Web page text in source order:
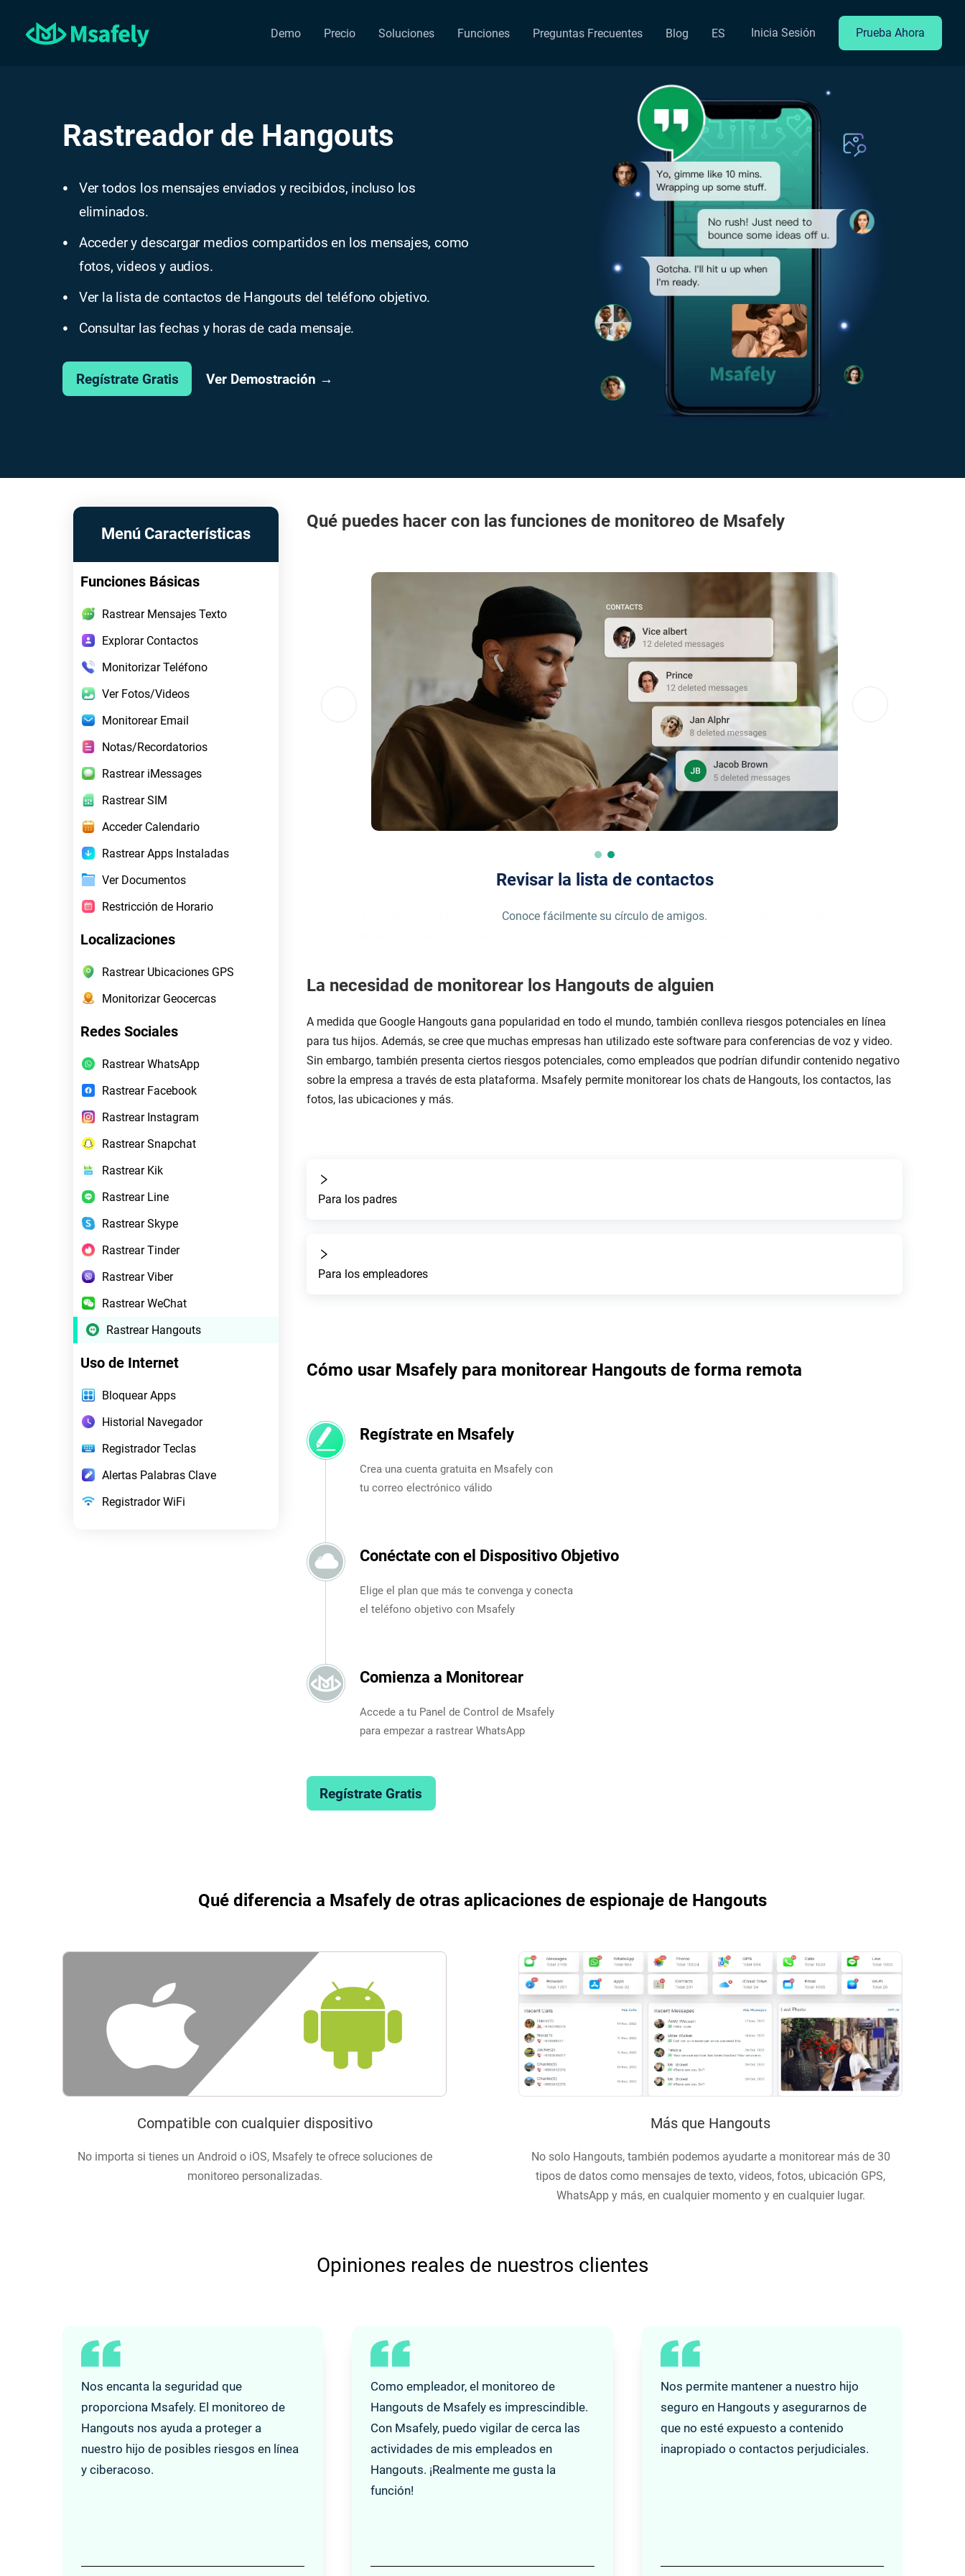
Demo Precio Soluciones Funciones Preguntas Frecuentes Blog ES Inicia Sesión Prueba Ahora
Rastreador de Hangouts
●
Ver todos los mensajes enviados y recibidos, incluso los
eliminados.
●
Acceder y descargar medios compartidos en los mensajes, como
fotos, videos y audios.
● Ver la lista de contactos de Hangouts del teléfono objetivo.
● Consultar las fechas y horas de cada mensaje.
Regístrate Gratis Ver Demostración →
Menú Características
Funciones Básicas
Rastrear Mensajes Texto
Explorar Contactos
Monitorizar Teléfono
Ver Fotos/Videos
Monitorear Email
Notas/Recordatorios
Rastrear iMessages
Rastrear SIM
Acceder Calendario
Rastrear Apps Instaladas
Ver Documentos
Restricción de Horario
Localizaciones
Rastrear Ubicaciones GPS
Monitorizar Geocercas
Redes Sociales
Rastrear WhatsApp
Rastrear Facebook
Rastrear Instagram
Rastrear Snapchat
Rastrear Kik
Rastrear Line
Rastrear Skype
Rastrear Tinder
Rastrear Viber
Rastrear WeChat
Rastrear Hangouts
Uso de Internet
Bloquear Apps
Historial Navegador
Registrador Teclas
Alertas Palabras Clave
Registrador WiFi
Qué puedes hacer con las funciones de monitoreo de Msafely
Revisar la lista de contactos
Conoce fácilmente su círculo de amigos.
La necesidad de monitorear los Hangouts de alguien
A medida que Google Hangouts gana popularidad en todo el mundo, también conlleva riesgos potenciales en línea
para tus hijos. Además, se cree que muchas empresas han utilizado este software para conferencias de voz y video.
Sin embargo, también presenta ciertos riesgos potenciales, como empleados que podrían difundir contenido negativo
sobre la empresa a través de esta plataforma. Msafely permite monitorear los chats de Hangouts, los contactos, las
fotos, las ubicaciones y más.
Para los padres
Para los empleadores
Cómo usar Msafely para monitorear Hangouts de forma remota
Regístrate en Msafely
Crea una cuenta gratuita en Msafely con
tu correo electrónico válido
Conéctate con el Dispositivo Objetivo
Elige el plan que más te convenga y conecta
el teléfono objetivo con Msafely
Comienza a Monitorear
Accede a tu Panel de Control de Msafely
para empezar a rastrear WhatsApp
Regístrate Gratis
Qué diferencia a Msafely de otras aplicaciones de espionaje de Hangouts
Compatible con cualquier dispositivo
No importa si tienes un Android o iOS, Msafely te ofrece soluciones de
monitoreo personalizadas.
Más que Hangouts
No solo Hangouts, también podemos ayudarte a monitorear más de 30
tipos de datos como mensajes de texto, videos, fotos, ubicación GPS,
WhatsApp y más, en cualquier momento y en cualquier lugar.
Opiniones reales de nuestros clientes
Nos encanta la seguridad que
proporciona Msafely. El monitoreo de
Hangouts nos ayuda a proteger a
nuestro hijo de posibles riesgos en línea
y ciberacoso.
Como empleador, el monitoreo de
Hangouts de Msafely es imprescindible.
Con Msafely, puedo vigilar de cerca las
actividades de mis empleados en
Hangouts. ¡Realmente me gusta la
función!
Nos permite mantener a nuestro hijo
seguro en Hangouts y asegurarnos de
que no esté expuesto a contenido
inapropiado o contactos perjudiciales.